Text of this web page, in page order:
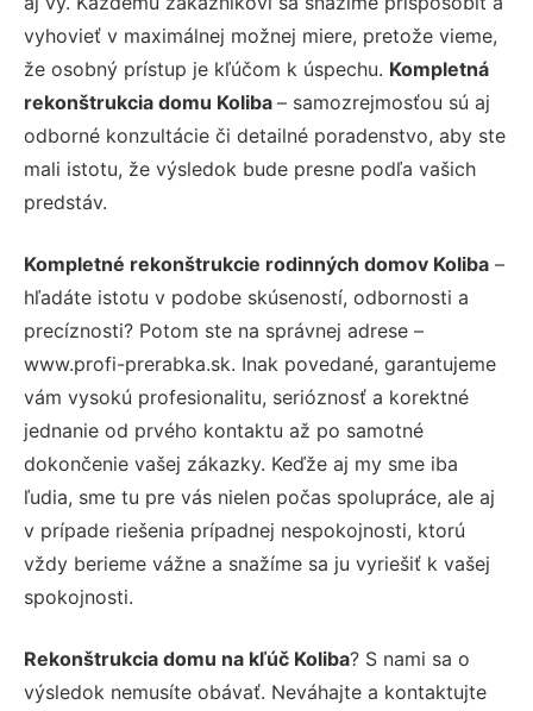
vyhovieť v maximálnej možnej miere, pretože vieme,
že osobný prístup je kľúčom k úspechu. Kompletná
rekonštrukcia domu Koliba – samozrejmosťou sú aj
odborné konzultácie či detailné poradenstvo, aby ste
mali istotu, že výsledok bude presne podľa vašich
predstáv.
Kompletné rekonštrukcie rodinných domov Koliba –
hľadáte istotu v podobe skúseností, odbornosti a
precíznosti? Potom ste na správnej adrese –
www.profi-prerabka.sk. Inak povedané, garantujeme
vám vysokú profesionalitu, serióznosť a korektné
jednanie od prvého kontaktu až po samotné
dokončenie vašej zákazky. Keďže aj my sme iba
ľudia, sme tu pre vás nielen počas spolupráce, ale aj
v prípade riešenia prípadnej nespokojnosti, ktorú
vždy berieme vážne a snažíme sa ju vyriešiť k vašej
spokojnosti.
Rekonštrukcia domu na kľúč Koliba? S nami sa o
výsledok nemusíte obávať. Neváhajte a kontaktujte